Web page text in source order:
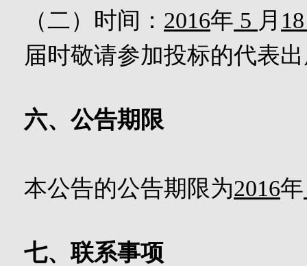
（二）时间： 2016年 5 月
届时敬请参加投标的代表
六、公告期限
本公告的公告期限为2016年
七、联系事项